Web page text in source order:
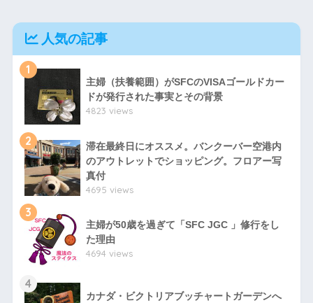
人気の記事
1
主婦（扶養範囲）がSFCのVISAゴールドカー
ドが発行された事実とその背景
4823 views
2
滞在最終日にオススメ。バンクーバー空港内
のアウトレットでショッピング。フロアー写
真付
4695 views
3
主婦が50歳を過ぎて「SFC JGC 」修行をし
た理由
4694 views
4
カナダ・ビクトリアブッチャートガーデンへ